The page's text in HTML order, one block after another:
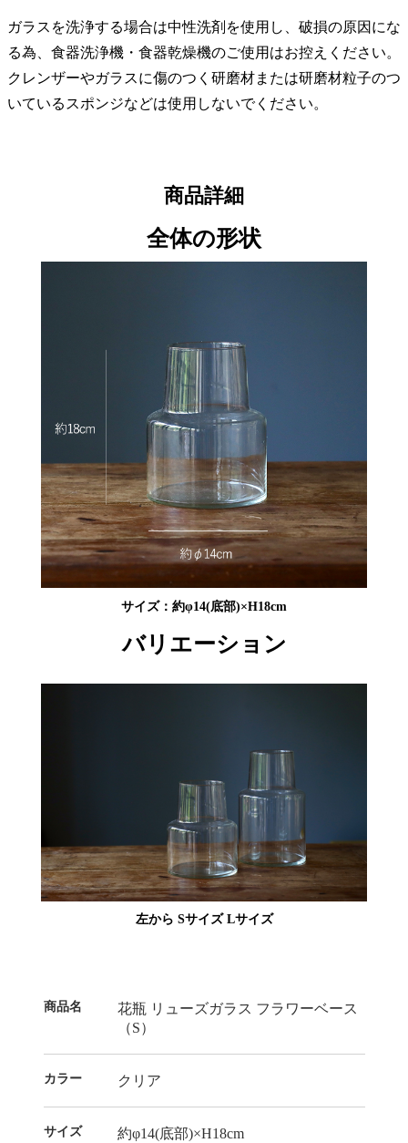
ガラスを洗浄する場合は中性洗剤を使用し、破損の原因にな
る為、食器洗浄機・食器乾燥機のご使用はお控えください。
クレンザーやガラスに傷のつく研磨材または研磨材粒子のつ
いているスポンジなどは使用しないでください。
商品詳細
全体の形状
サイズ：約φ14(底部)×H18cm
バリエーション
左から Sサイズ Lサイズ
商品名
花瓶 リューズガラス フラワーベース
（S）
カラー クリア
サイズ 約φ14(底部)×H18cm